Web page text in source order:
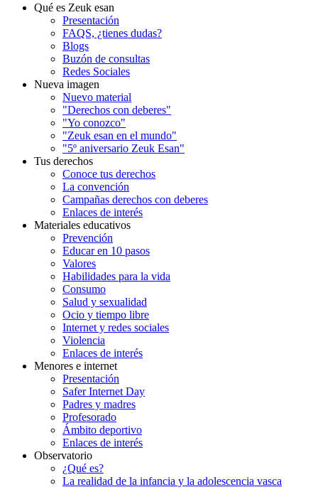
Qué es Zeuk esan
Presentación
FAQS, ¿tienes dudas?
Blogs
Buzón de consultas
Redes Sociales
Nueva imagen
Nuevo material
"Derechos con deberes"
"Yo conozco"
"Zeuk esan en el mundo"
"5º aniversario Zeuk Esan"
Tus derechos
Conoce tus derechos
La convención
Campañas derechos con deberes
Enlaces de interés
Materiales educativos
Prevención
Educar en 10 pasos
Valores
Habilidades para la vida
Consumo
Salud y sexualidad
Ocio y tiempo libre
Internet y redes sociales
Violencia
Enlaces de interés
Menores e internet
Presentación
Safer Internet Day
Padres y madres
Profesorado
Ámbito deportivo
Enlaces de interés
Observatorio
¿Qué es?
La realidad de la infancia y la adolescencia vasca